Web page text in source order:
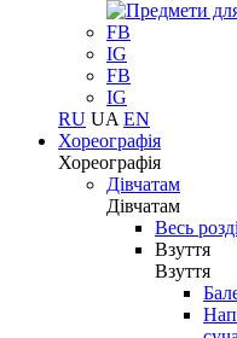
FB
IG
FB
IG
RU UA EN
Хореографія
Хореографія
Дівчатам
Дівчатам
Весь
Взуття
Взуття